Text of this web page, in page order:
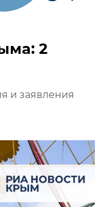
2
и заявления